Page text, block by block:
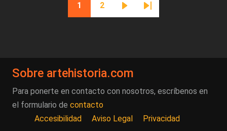
Página actual
1
Página
2
Siguiente página
Última página
Sobre artehistoria.com
Para ponerte en contacto con nosotros, escríbenos en
el formulario de contacto
Accesibilidad
Aviso Legal Privacidad